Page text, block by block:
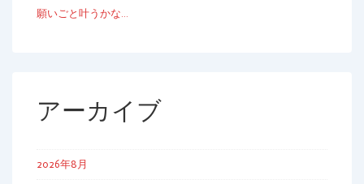
願いごと叶うかな…
アーカイブ
2026年8月